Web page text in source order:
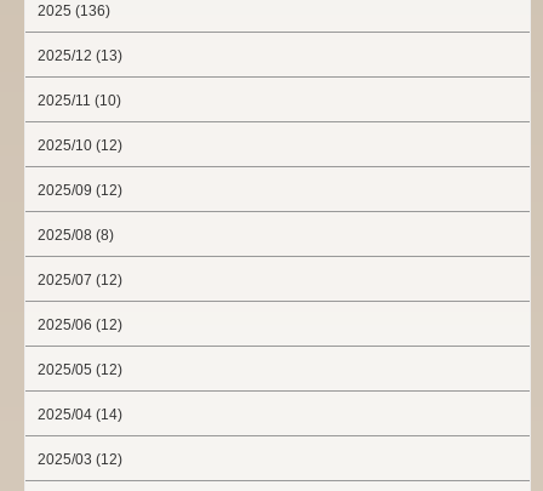
2025 (136)
2025/12 (13)
2025/11 (10)
2025/10 (12)
2025/09 (12)
2025/08 (8)
2025/07 (12)
2025/06 (12)
2025/05 (12)
2025/04 (14)
2025/03 (12)